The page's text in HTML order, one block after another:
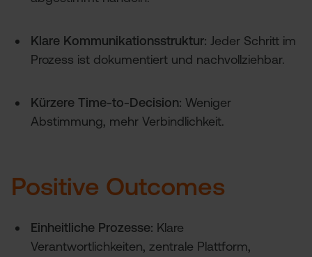
Klare Kommunikationsstruktur: Jeder Schritt im
Prozess ist dokumentiert und nachvollziehbar.
Kürzere Time-to-Decision: Weniger
Abstimmung, mehr Verbindlichkeit.
Positive Outcomes
Einheitliche Prozesse: Klare
Verantwortlichkeiten, zentrale Plattform,